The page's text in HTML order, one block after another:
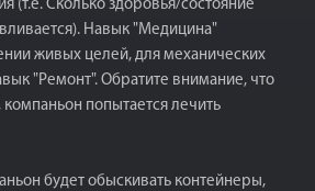
(т.е. Сколько здоровья/состояние
Навык "Медицина"
живых целей, для механических
"Ремонт". Обратите внимание, что
попытается лечить
будет обыскивать контейнеры,